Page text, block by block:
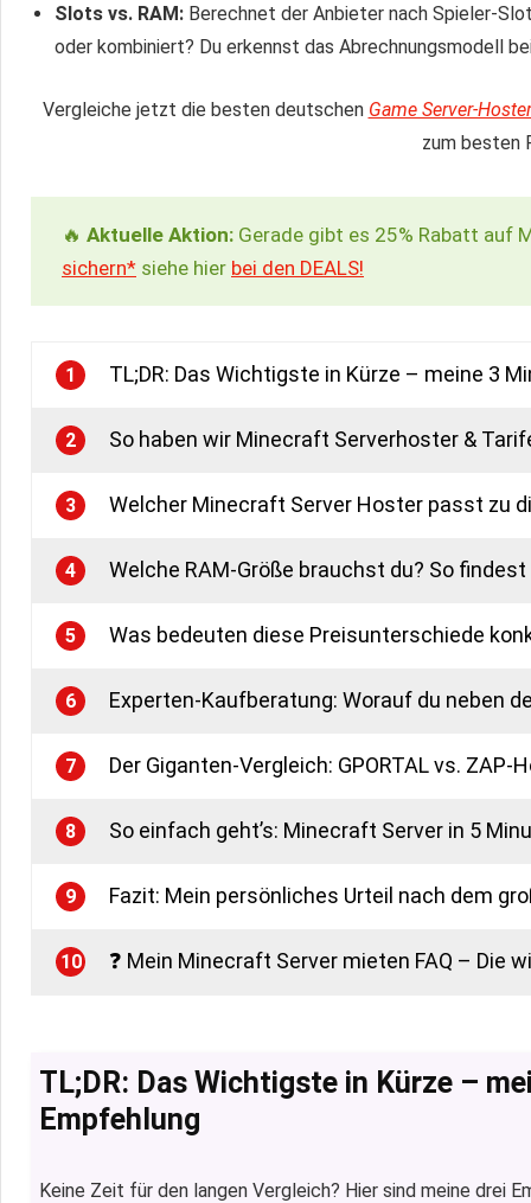
Slots vs. RAM: Berechnet der Anbieter nach Spieler-
oder kombiniert? Du erkennst das Abrechnungsmodell
Vergleiche jetzt die besten deutschen Game Server-Hoster
zum besten
🔥 Aktuelle Aktion: Gerade gibt es 25% Rabatt auf
sichern* siehe hier bei den DEALS!
1 TL;DR: Das Wichtigste in Kürze – meine 3
2 So haben wir Minecraft Serverhoster &
3 Welcher Minecraft Server Hoster passt zu
4 Welche RAM-Größe brauchst du? So
5 Was bedeuten diese Preisunterschiede
6 Experten-Kaufberatung: Worauf du neben
7 Der Giganten-Vergleich: GPORTAL vs. ZAP-
8 So einfach geht’s: Minecraft Server in 5
9 Fazit: Mein persönliches Urteil nach dem
10 ❓ Mein Minecraft Server mieten FAQ – Die
TL;DR: Das Wichtigste in Kürze –
Empfehlung
Keine Zeit für den langen Vergleich? Hier sind meine drei